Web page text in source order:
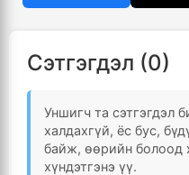
Сэтгэгдэл (0)
Уншигч та сэтгэгдэл
халдахгүй, ёс бус,
байж, өөрийн болоод
хүндэтгэнэ үү.